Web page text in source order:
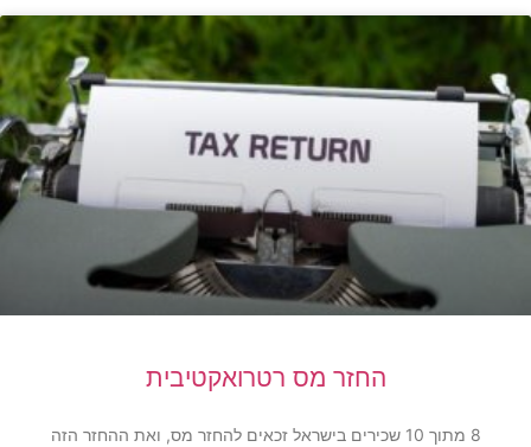
החזר מס רטרואקטיבית
8 מתוך 10 שכירים בישראל זכאים להחזר מס, ואת ההחזר הזה